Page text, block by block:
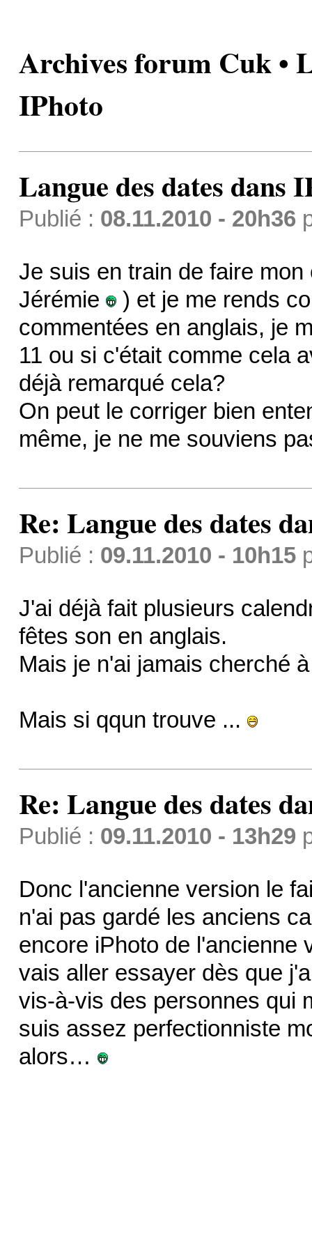
Archives forum Cuk •
IPhoto
Langue des dates dans
Publié : 08.11.2010 - 20h36
Je suis en train de faire
Jérémie
) et je me rends
commentées en anglais, je
11 ou si c'était comme cela
déjà remarqué cela?
On peut le corriger bien
même, je ne me souviens
Re: Langue des dates
Publié : 09.11.2010 - 10h15
J'ai déjà fait plusieurs
fêtes son en anglais.
Mais je n'ai jamais cherché
Mais si qqun trouve ...
Re: Langue des dates
Publié : 09.11.2010 - 13h29
Donc l'ancienne version le
n'ai pas gardé les anciens
encore iPhoto de l'ancienne
vais aller essayer dès que
vis-à-vis des personnes qui
suis assez perfectionniste
alors…